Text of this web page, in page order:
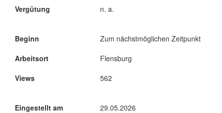
Vergütung
n. a.
Beginn
Arbeitsort
Views
Zum nächstmöglichen Zeitpunkt
Flensburg
562
Eingestellt am 29.05.2026